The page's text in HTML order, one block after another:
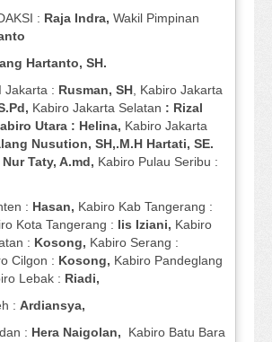
: Raja Indra, Wakil Pimpinan
Hartanto, SH.
Jakarta : Rusman, SH , Kabiro Jakarta
Kabiro Jakarta Selatan : Rizal
Utara : Helina, Kabiro Jakarta
Nusution, SH,.M.H Hartati, SE.
Nur Taty, A.md, Kabiro Pulau Seribu :
: Hasan, Kabiro Kab Tangerang :
Kota Tangerang : Iis Iziani, Kabiro
: Kosong, Kabiro Serang :
Cilgon : Kosong, Kabiro Pandeglang
Lebak : Riadi,
: Ardiansya,
: Hera Naigolan, Kabiro Batu Bara